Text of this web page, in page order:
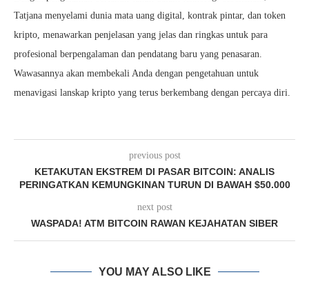
Tatjana menyelami dunia mata uang digital, kontrak pintar, dan token
kripto, menawarkan penjelasan yang jelas dan ringkas untuk para
profesional berpengalaman dan pendatang baru yang penasaran.
Wawasannya akan membekali Anda dengan pengetahuan untuk
menavigasi lanskap kripto yang terus berkembang dengan percaya diri.
previous post
KETAKUTAN EKSTREM DI PASAR BITCOIN: ANALIS
PERINGATKAN KEMUNGKINAN TURUN DI BAWAH $50.000
next post
WASPADA! ATM BITCOIN RAWAN KEJAHATAN SIBER
YOU MAY ALSO LIKE